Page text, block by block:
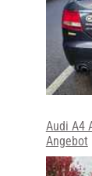
Audi A4
Angebot